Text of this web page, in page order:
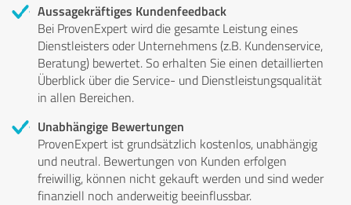
Aussagekräftiges Kundenfeedback
Bei ProvenExpert wird die gesamte Leistung eines
Dienstleisters oder Unternehmens (z.B. Kundenservice,
Beratung) bewertet. So erhalten Sie einen detaillierten
Überblick über die Service- und Dienstleistungsqualität
in allen Bereichen.
Unabhängige Bewertungen
ProvenExpert ist grundsätzlich kostenlos, unabhängig
und neutral. Bewertungen von Kunden erfolgen
freiwillig, können nicht gekauft werden und sind weder
finanziell noch anderweitig beeinflussbar.